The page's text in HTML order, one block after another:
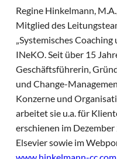
Regine Hinkelmann,
Mitglied des
„Systemisches
INeKO. Seit über 15
Geschäftsführerin,
und Change-
Konzerne und
arbeitet sie u.a. für
erschienen im
Elsevier sowie im